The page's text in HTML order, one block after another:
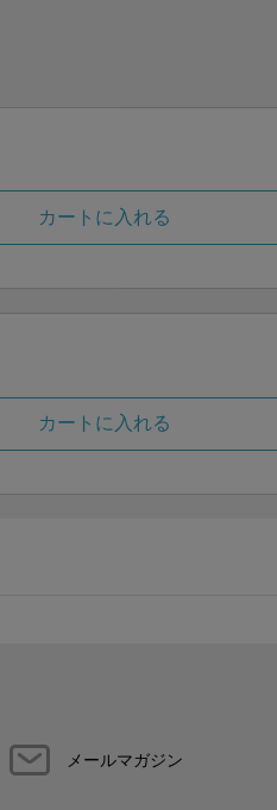
カートに入れる
カートに入れる
メールマガジン